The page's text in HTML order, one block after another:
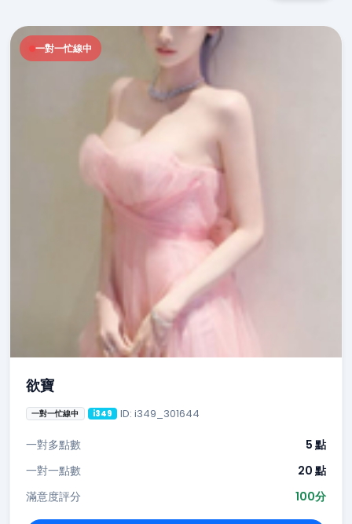
一對一忙線中
欲寶
一對一忙線中 i349 ID: i349_301644
一對多點數
5 點
一對一點數
20 點
滿意度評分
100分